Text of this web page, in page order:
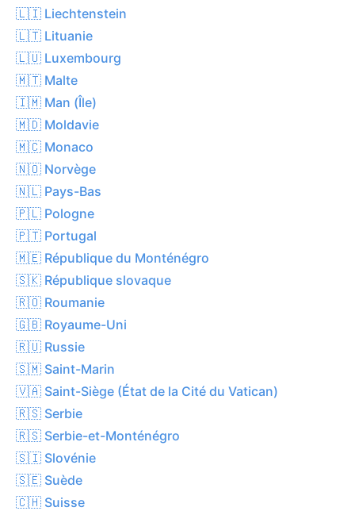
🇱🇮 Liechtenstein
🇱🇹 Lituanie
🇱🇺 Luxembourg
🇲🇹 Malte
🇮🇲 Man (Île)
🇲🇩 Moldavie
🇲🇨 Monaco
🇳🇴 Norvège
🇳🇱 Pays-Bas
🇵🇱 Pologne
🇵🇹 Portugal
🇲🇪 République du Monténégro
🇸🇰 République slovaque
🇷🇴 Roumanie
🇬🇧 Royaume-Uni
🇷🇺 Russie
🇸🇲 Saint-Marin
🇻🇦 Saint-Siège (État de la Cité du Vatican)
🇷🇸 Serbie
🇷🇸 Serbie-et-Monténégro
🇸🇮 Slovénie
🇸🇪 Suède
🇨🇭 Suisse